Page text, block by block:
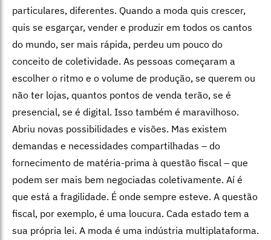
particulares, diferentes. Quando a moda quis crescer,
quis se esgarçar, vender e produzir em todos os cantos
do mundo, ser mais rápida, perdeu um pouco do
conceito de coletividade. As pessoas começaram a
escolher o ritmo e o volume de produção, se querem ou
não ter lojas, quantos pontos de venda terão, se é
presencial, se é digital. Isso também é maravilhoso.
Abriu novas possibilidades e visões. Mas existem
demandas e necessidades compartilhadas – do
fornecimento de matéria-prima à questão fiscal – que
podem ser mais bem negociadas coletivamente. Aí é
que está a fragilidade. É onde sempre esteve. A questão
fiscal, por exemplo, é uma loucura. Cada estado tem a
sua própria lei. A moda é uma indústria multiplataforma.